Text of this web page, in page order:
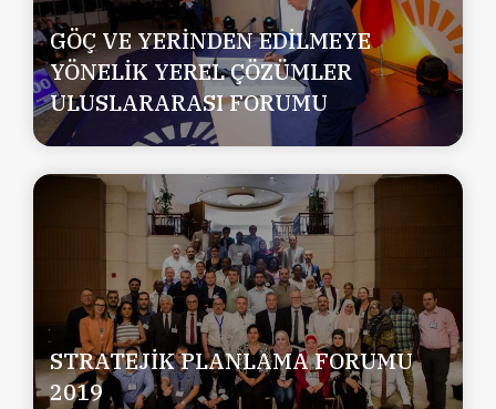
GÖÇ VE YERİNDEN EDİLMEYE
YÖNELİK YEREL ÇÖZÜMLER
ULUSLARARASI FORUMU
STRATEJİK PLANLAMA FORUMU
2019